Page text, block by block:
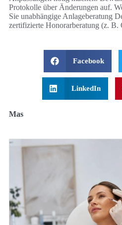
Protokolle über Änderungen auf.
Sie unabhängige Anlageberatung
zertifizierte Honorarberatung (z. B.
Facebook
LinkedIn
Mas